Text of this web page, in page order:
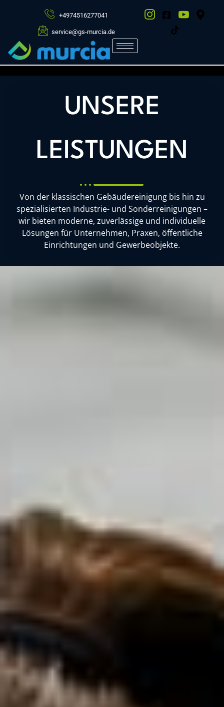
+4974516277041
service@gs-murcia.de
BERATUNG
TERMIN
Vereinbaren Sie jetzt einen
unverbindlichen Beratungstermin mit
wir Ihre Anforderungen und entwickeln
passende Reinigungs- und
Jetzt Termin anfragen
UNSERE
LEISTUNGEN
Von der klassischen Gebäudereinigung bis hin zu
spezialisierten Industrie- und Sonderreinigungen –
wir bieten moderne, zuverlässige und individuelle
Lösungen für Unternehmen, Praxen, öffentliche
Einrichtungen und Gewerbeobjekte.